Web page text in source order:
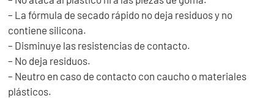
– La fórmula de secado rápido no deja residuos y no
contiene silicona.
– Disminuye las resistencias de contacto.
– No deja residuos.
– Neutro en caso de contacto con caucho o materiales
plásticos.